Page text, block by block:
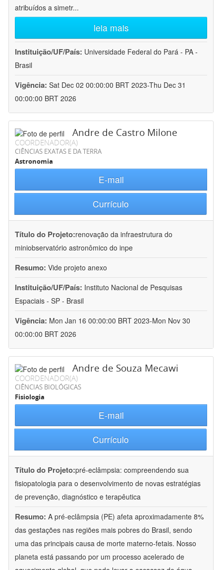
atribuídos a simetr...
leia mais
Instituição/UF/País: Universidade Federal do Pará - PA -
Brasil
Vigência: Sat Dec 02 00:00:00 BRT 2023-Thu Dec 31
00:00:00 BRT 2026
Andre de Castro Milone
COORDENADOR(A)
CIÊNCIAS EXATAS E DA TERRA
Astronomia
E-mail
Currículo
Título do Projeto:renovação da infraestrutura do
miniobservatório astronômico do inpe
Resumo: Vide projeto anexo
Instituição/UF/País: Instituto Nacional de Pesquisas
Espaciais - SP - Brasil
Vigência: Mon Jan 16 00:00:00 BRT 2023-Mon Nov 30
00:00:00 BRT 2026
Andre de Souza Mecawi
COORDENADOR(A)
CIÊNCIAS BIOLÓGICAS
Fisiologia
E-mail
Currículo
Título do Projeto:pré-eclâmpsia: compreendendo sua
fisiopatologia para o desenvolvimento de novas estratégias
de prevenção, diagnóstico e terapêutica
Resumo: A pré-eclâmpsia (PE) afeta aproximadamente 8%
das gestações nas regiões mais pobres do Brasil, sendo
uma das principais causa de morte materno-fetais. Nosso
planeta está passando por um processo acelerado de